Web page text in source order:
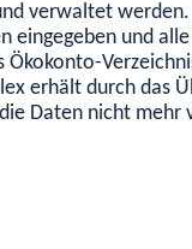
verwaltet werden.
eingegeben und
erhält durch das
Daten nicht mehr